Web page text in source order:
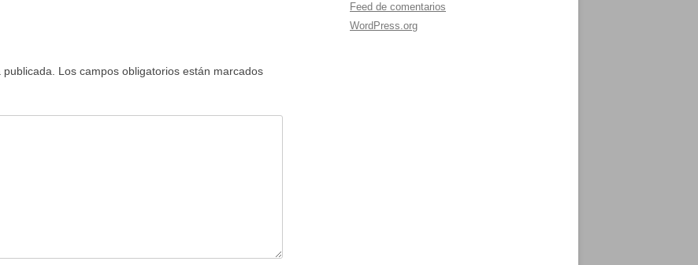
Los campos obligatorios están marcados
Feed de comentarios
WordPress.org